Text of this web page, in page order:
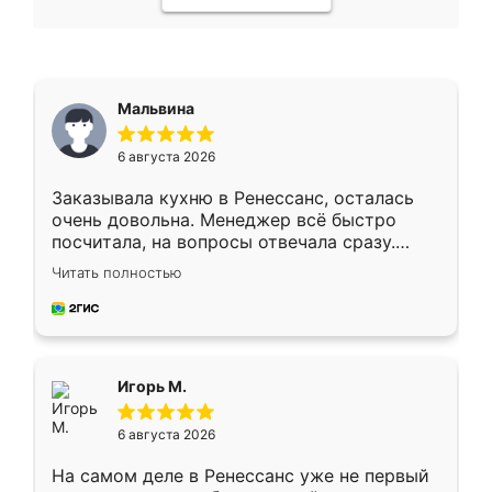
Мальвина
6 августа 2026
Заказывала кухню в Ренессанс, осталась
очень довольна. Менеджер всё быстро
посчитала, на вопросы отвечала сразу.
Замерщик приехал в субботу, подошёл к
делу со всей ответственностью. Собрали
за день, ребята работали аккуратно, даже
Читать полностью
Игорь М.
6 августа 2026
На самом деле в Ренессанс уже не первый